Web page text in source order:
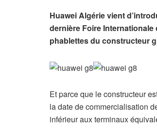
Huawei Algérie vient
dernière Foire
phablettes du constructeur
Et parce que le constructeur
la date de commercialisation
inférieur aux terminaux